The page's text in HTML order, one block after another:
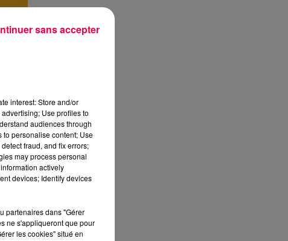
interest: Store and/or
Use profiles to
audiences through
to personalise content; Use
fraud, and fix errors;
may process personal
actively
devices; Identify devices
partenaires dans "Gérer
ne s'appliqueront que pour
les cookies" situé en
sans accepter